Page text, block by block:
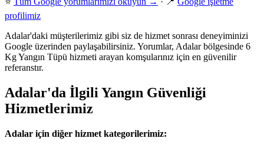
profilimiz
Adalar'daki müşterilerimiz gibi siz de hizmet sonrası deneyiminizi
Google üzerinden paylaşabilirsiniz. Yorumlar, Adalar bölgesinde 6
Kg Yangın Tüpü hizmeti arayan komşularınız için en güvenilir
referanstır.
Adalar'da İlgili Yangın Güvenliği
Hizmetlerimiz
Adalar için diğer hizmet kategorilerimiz: